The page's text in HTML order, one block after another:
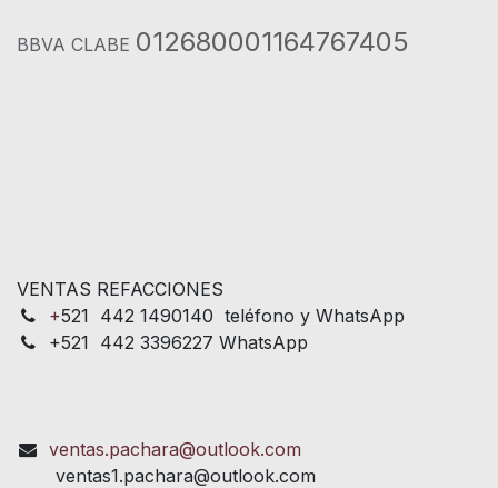
BBVA CLABE 012680001164767405
VENTAS REFACCIONES
+521 442 1490140 teléfono y WhatsApp
+521 442 3396227 WhatsApp
ventas.pachara@outlook.com
ventas1.pachara@outlook.com